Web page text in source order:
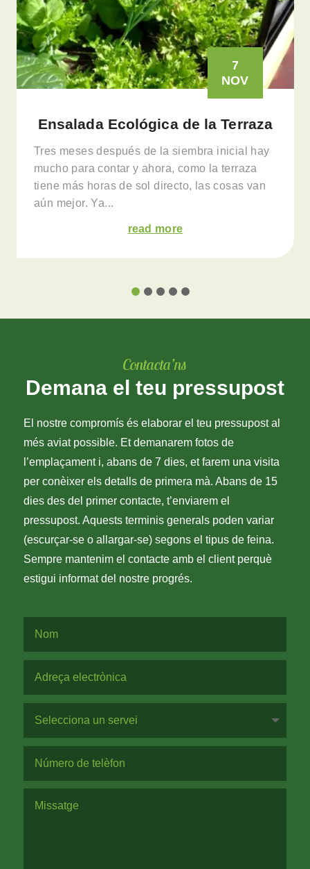
Ensalada Ecológica de la Terraza
7
NOV
Tres meses después de la siembra inicial hay
mucho para contar y ahora, como la terraza
tiene más horas de sol directo, las cosas van
aún mejor. Ya...
read more
Contacta’ns
Demana el teu pressupost
El nostre compromís és elaborar el teu pressupost al
més aviat possible. Et demanarem fotos de
l’emplaçament i, abans de 7 dies, et farem una visita
per conèixer els detalls de primera mà. Abans de 15
dies des del primer contacte, t’enviarem el
pressupost. Aquests terminis generals poden variar
(escurçar-se o allargar-se) segons el tipus de feina.
Sempre mantenim el contacte amb el client perquè
estigui informat del nostre progrés.